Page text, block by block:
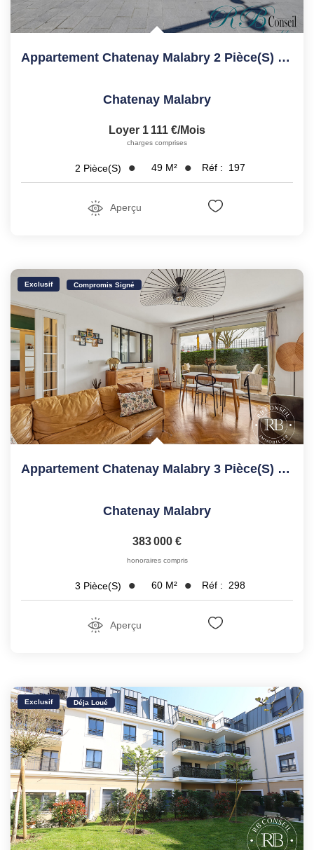
Appartement Chatenay Malabry 2 Pièce(s) 50 M2
Chatenay Malabry
Loyer 1 111 €/mois
charges comprises
2 Pièce(s) 49 M² Réf : 197
Aperçu
Exclusif Compromis Signé
Appartement Chatenay Malabry 3 Pièce(s) 60.10 M2
Chatenay Malabry
383 000 €
honoraires compris
3 Pièce(s) 60 M² Réf : 298
Aperçu
Exclusif Déja Loué